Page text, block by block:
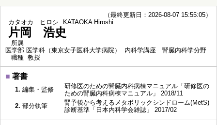
（最終更新日：2026-08-07 15:55:05）
カタオカ ヒロシ
KATAOKA Hiroshi
片岡 浩史
所属
医学部 医学科（東京女子医科大学病院） 内科学講座 腎臓内科学分野
職種 教授
■ 著書
1. 編集・監修
研修医のための腎臓内科病棟マニュアル「研修医の
ための腎臓内科病棟マニュアル」 2018/11
2. 部分執筆
腎予後から考えるメタボリックシンドローム(MetS)
診断基準「日本内科学会雑誌」 2017/02